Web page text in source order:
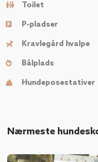
Toilet
P-pladser
Kravlegård hvalpe
Bålplads
Hundeposestativer
Nærmeste